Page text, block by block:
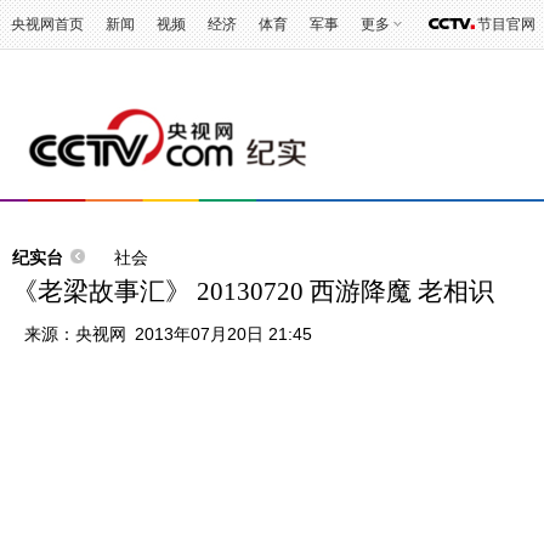
央视网首页 新闻 视频 经济 体育 军事 更多 节目官网
纪实台 社会
《老梁故事汇》 20130720 西游降魔 老相识
来源： 央视网 2013年07月20日 21:45